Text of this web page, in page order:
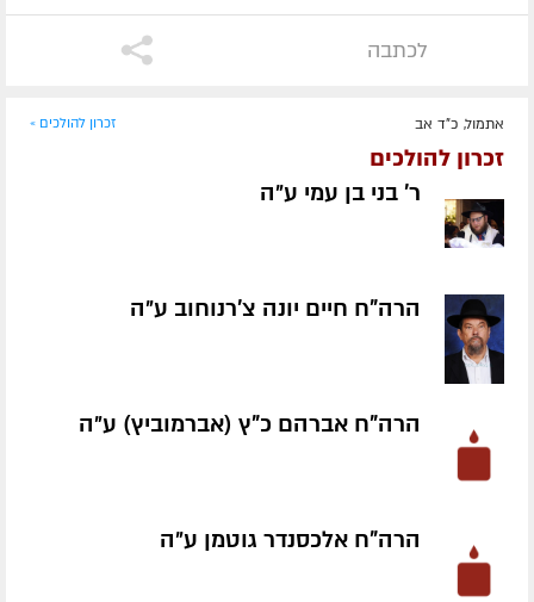
לכתבה
אתמול, כ"ד אב זכרון להולכים »
זכרון להולכים
ר' בני בן עמי ע״ה
הרה"ח חיים יונה צ'רנוחוב ע״ה
הרה"ח אברהם כ"ץ (אברמוביץ) ע״ה
הרה"ח אלכסנדר גוטמן ע״ה